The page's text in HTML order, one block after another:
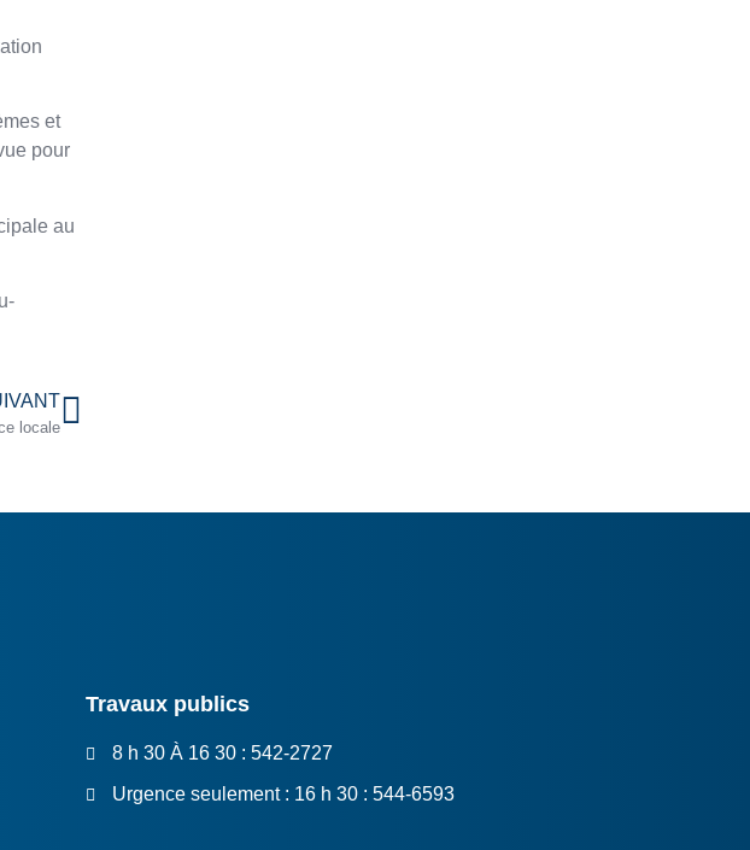
et
pour
au
locale
Travaux publics
8 h 30 À 16 30 : 542-2727
Urgence seulement : 16 h 30 : 544-6593